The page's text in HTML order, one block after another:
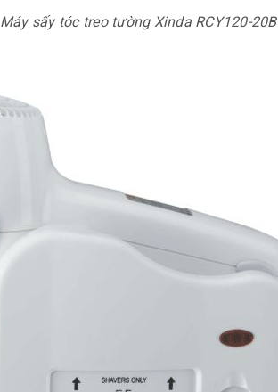
Máy sấy tóc treo tường Xinda RCY120-20B